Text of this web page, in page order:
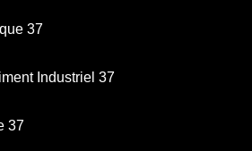
37
Industriel 37
37